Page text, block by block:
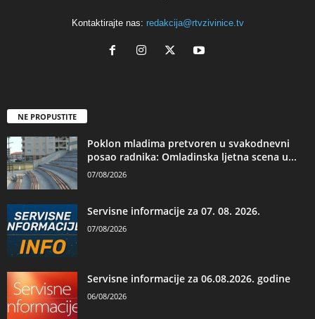
Kontaktirajte nas: redakcija@rtvzivinice.tv
NE PROPUSTITE
Poklon mladima pretvoren u svakodnevni
posao radnika: Omladinska ljetna scena u...
07/08/2026
Servisne informacije za 07. 08. 2026.
07/08/2026
Servisne informacije za 06.08.2026. godine
06/08/2026